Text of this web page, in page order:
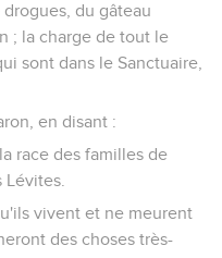
du gâteau
; la charge de tout le
sont dans le Sanctuaire,
en disant :
race des familles de
vivent et ne meurent
des choses très-